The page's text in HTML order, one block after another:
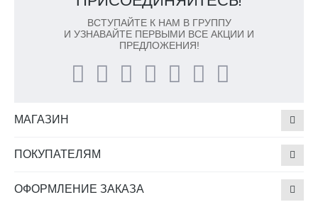
ВСТУПАЙТЕ К НАМ В ГРУППУ
И УЗНАВАЙТЕ ПЕРВЫМИ ВСЕ АКЦИИ И
ПРЕДЛОЖЕНИЯ!
МАГАЗИН
ПОКУПАТЕЛЯМ
ОФОРМЛЕНИЕ ЗАКАЗА